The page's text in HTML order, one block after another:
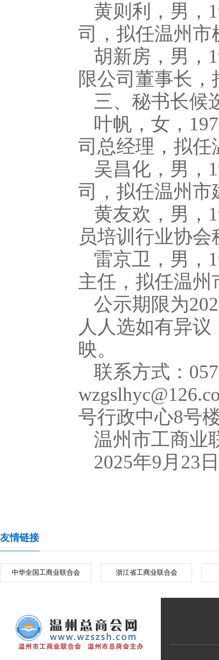
黄则利，男，
司，拟任温州市
胡新房，男，
限公司董事长
三、秘书长候
叶帆，女，
司总经理，拟任
吴昌化，男，
司，拟任温州市
黄友欢，男，
员培训行业协会
雷京卫，男，
主任，拟任温
公示期限为
人人选如有异
映。
联系方式：
号行政中心8号
温州市工商业
2025年9月23日
友情链接
中华全国工商业联合会 浙江省工商业联合会